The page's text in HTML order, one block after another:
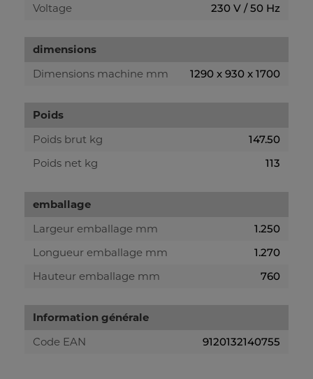
Voltage
230 V / 50 Hz
dimensions
Dimensions machine mm
1290 x 930 x 1700
Poids
Poids brut kg
147.50
Poids net kg
113
emballage
Largeur emballage mm
1.250
Longueur emballage mm
1.270
Hauteur emballage mm
760
Information générale
Code EAN
9120132140755